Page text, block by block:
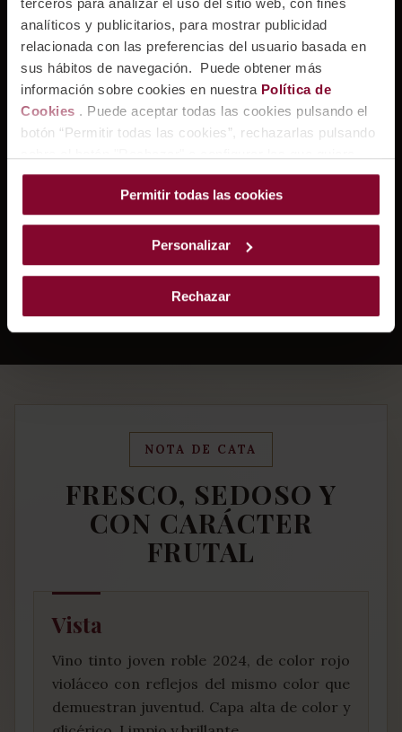
terceros para analizar el uso del sitio web, con fines
analíticos y publicitarios, para mostrar publicidad
relacionada con las preferencias del usuario basada en
sus hábitos de navegación. Puede obtener más
información sobre cookies en nuestra Política de
Cookies . Puede aceptar todas las cookies pulsando el
botón “Permitir todas las cookies”, rechazarlas pulsando
instalar pulsando el botón de “Personalizar”.
Permitir todas las cookies
Personalizar
Rechazar
"A powerhouse of dark plum compote, blackcurrant
leaf and sweet clove cosseted in a sturdy graphite
casing. Crunchy acidity and minty length lighten
the load."
Una novedad exclusiva en La Cofradía con la
que descubrir una nueva expresión de Bodegas
Durón.
COMPRAR AQUÍ
NOTA DE CATA
FRESCO, SEDOSO Y
CON CARÁCTER
FRUTAL
Vista
Vino tinto joven roble 2024, de color rojo
violáceo con reflejos del mismo color que
demuestran juventud. Capa alta de color y